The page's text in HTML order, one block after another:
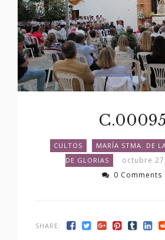
C.00095
CULTOS MARÍA STMA. DE
DE GLORIAS
octubre
0 Comments
SHARE: